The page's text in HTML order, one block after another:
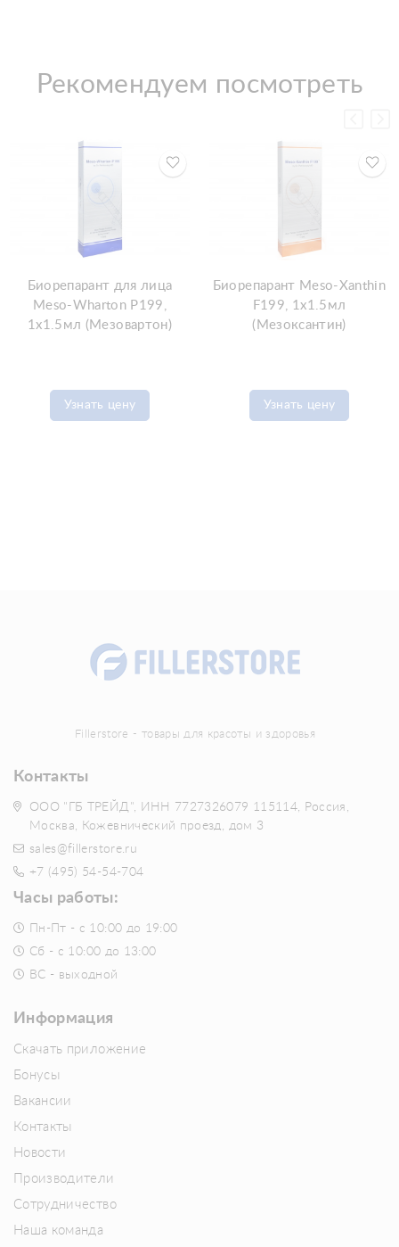
Рекомендуем посмотреть
Биорепарант для лица
Meso-Wharton P199,
1x1.5мл (Мезовартон)
Узнать цену
Биорепарант Meso-Xanthin
F199, 1x1.5мл
(Мезоксантин)
Узнать цену
Fillerstore - товары для красоты и здоровья
Контакты
ООО "ГБ ТРЕЙД", ИНН 7727326079 115114, Россия,
Москва, Кожевнический проезд, дом 3
sales@fillerstore.ru
+7 (495) 54-54-704
Часы работы:
Пн-Пт - с 10:00 до 19:00
Сб - с 10:00 до 13:00
ВС - выходной
Информация
Скачать приложение
Бонусы
Вакансии
Контакты
Новости
Производители
Сотрудничество
Наша команда